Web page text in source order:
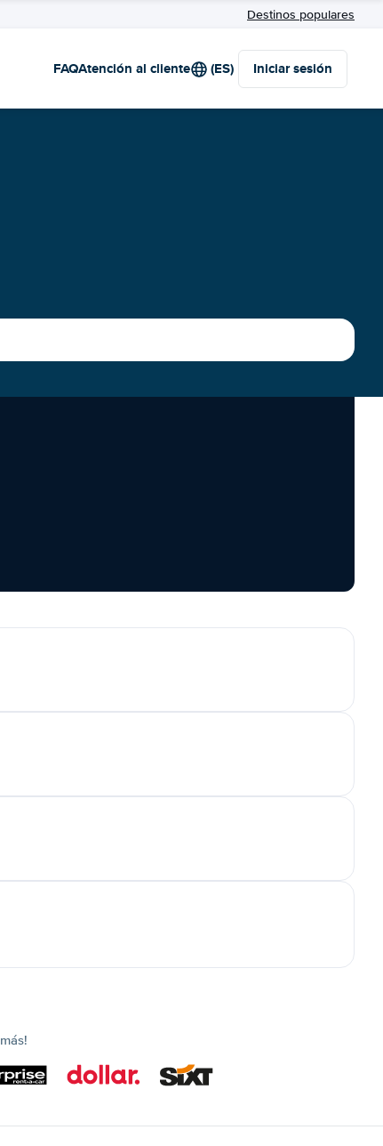
Destinos populares
FAQAtención al cliente (ES) Iniciar sesión